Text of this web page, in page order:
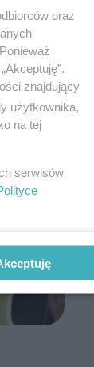
oraz
znajdujący
użytkownika,
na tej
serwisów